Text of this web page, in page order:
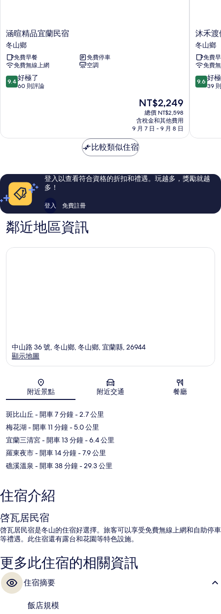
涵
暄
精
品
宜
蘭
民
涵暄精品宜蘭民宿
冬山鄉
免費早餐
免費停車
免費無線上網
空調
9.4
分，
極
評
論
9.4 好極了
60 則評論
現
在
價
格
為
NT$2,249
NT$2,249
總價 NT$2,598
含稅金和其他費用
9 月 7 日 - 9 月 8 日
沐
禾
渡
假
會
館
冬
沐禾渡
冬山鄉
免費
免費
9.6
分，
極
評
論
9.6 好
39
比較類似住宿
登入以查看符合資格的折扣和禮遇。玩越多，獎勵就越
多！
登入 免費註冊
鄰近地區資訊
地圖
中山路 36 號, 冬山鄉, 冬山鄉, 宜蘭縣, 26944
顯示地圖
附近景點 附近交通 餐廳
斑比山丘 - 開車 7 分鐘- 2.7 公里
梅花湖 - 開車 11 分鐘- 5.0 公里
宜蘭三清宮- 開車 13 分鐘- 6.4 公里
羅東夜市- 開車 14 分鐘- 7.9 公里
礁溪溫泉 - 開車 38 分鐘- 29.3 公里
住宿介紹
啓瓦居民宿
啓瓦居民宿是冬山的住宿好選擇。旅客可以享受免費無線上網和自助停車
等禮遇。此住宿還有露台和花園等特色設施。
更多此住宿的相關資訊
住宿摘要
飯店規模